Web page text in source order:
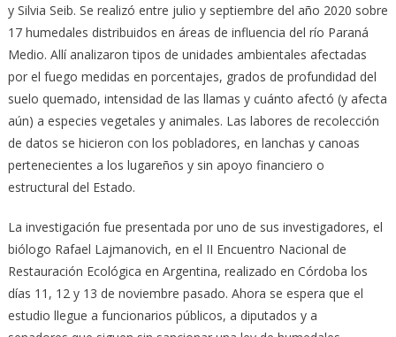
y Silvia Seib. Se realizó entre julio y septiembre del año 2020 sobre
17 humedales distribuidos en áreas de influencia del río Paraná
Medio. Allí analizaron tipos de unidades ambientales afectadas
por el fuego medidas en porcentajes, grados de profundidad del
suelo quemado, intensidad de las llamas y cuánto afectó (y afecta
aún) a especies vegetales y animales. Las labores de recolección
de datos se hicieron con los pobladores, en lanchas y canoas
pertenecientes a los lugareños y sin apoyo financiero o
estructural del Estado.
La investigación fue presentada por uno de sus investigadores, el
biólogo Rafael Lajmanovich, en el II Encuentro Nacional de
Restauración Ecológica en Argentina, realizado en Córdoba los
días 11, 12 y 13 de noviembre pasado. Ahora se espera que el
estudio llegue a funcionarios públicos, a diputados y a